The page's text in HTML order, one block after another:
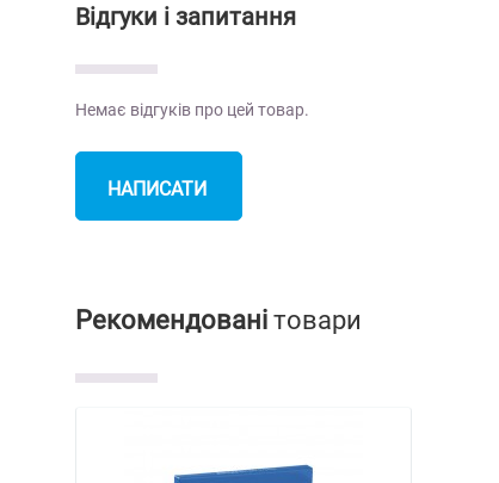
Відгуки і запитання
Немає відгуків про цей товар.
НАПИСАТИ
Рекомендовані товари